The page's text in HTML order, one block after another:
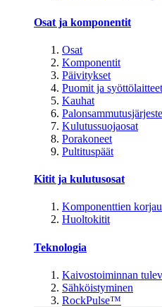
Osat ja komponentit
Osat
Komponentit
Päivitykset
Puomit ja syöttölaitteet
Kauhat
Kulutussuojaosat
Porakoneet
Pultituspäät
Kitit ja kulutusosat
Komponenttien
Huoltokitit
Teknologia
Kaivostoiminnan
Sähköistyminen
RockPulse™